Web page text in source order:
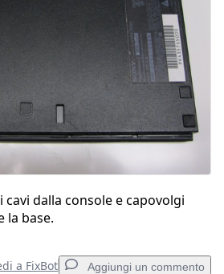
dalla console e capovolgi
la base.
a FixBot Aggiungi un commento